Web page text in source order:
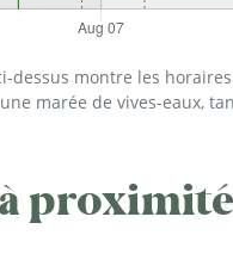
dessus montre les
marée de vives-eaux,
proximité